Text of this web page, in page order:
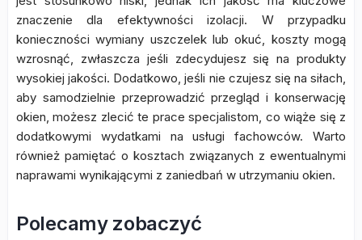
znaczenie dla efektywności izolacji. W przypadku
konieczności wymiany uszczelek lub okuć, koszty mogą
wzrosnąć, zwłaszcza jeśli zdecydujesz się na produkty
wysokiej jakości. Dodatkowo, jeśli nie czujesz się na siłach,
aby samodzielnie przeprowadzić przegląd i konserwację
okien, możesz zlecić te prace specjalistom, co wiąże się z
dodatkowymi wydatkami na usługi fachowców. Warto
również pamiętać o kosztach związanych z ewentualnymi
naprawami wynikającymi z zaniedbań w utrzymaniu okien.
Polecamy zobaczyć